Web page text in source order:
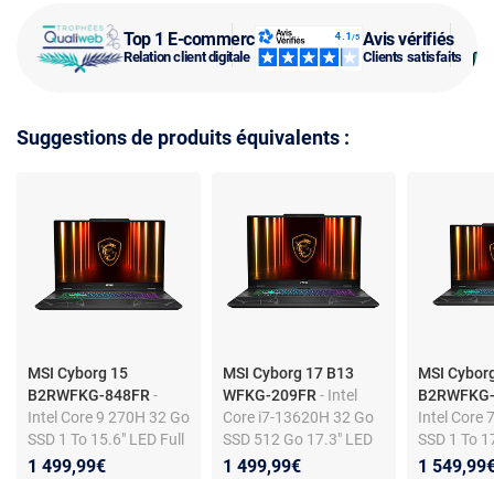
Top 1 E-commerce
Relation client digitale
Avis vérifiés
Clients satisfaits
Suggestions de produits équivalents :
MSI Cyborg 15
B2RWFKG-848FR -
Intel Core 9 270H 32 Go
SSD 1 To 15.6" LED Full
HD 144 Hz NVIDIA
1 499,99€
MSI Cyborg 17 B13
WFKG-209FR - Intel
Core i7-13620H 32 Go
SSD 512 Go 17.3" LED
Full HD 144 Hz NVIDIA
1 499,99€
MSI
Intel Core
SSD 1 To
HD 144
1